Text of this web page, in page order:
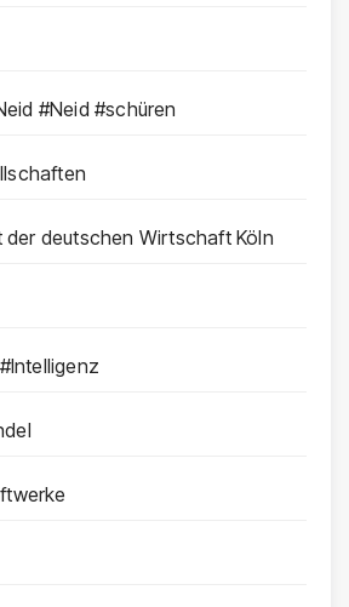
#Neid #schüren
der deutschen Wirtschaft Köln